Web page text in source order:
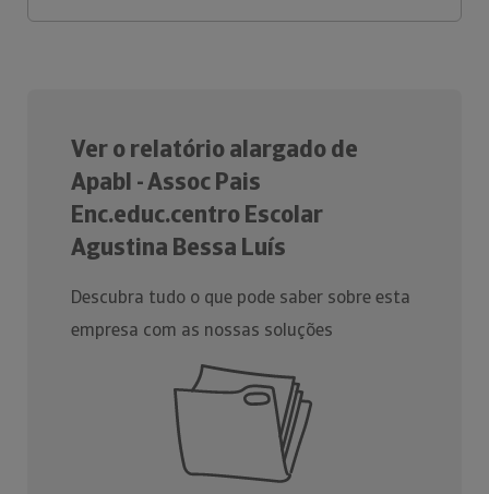
Ver o relatório alargado de
Apabl - Assoc Pais
Enc.educ.centro Escolar
Agustina Bessa Luís
Descubra tudo o que pode saber sobre esta
empresa com as nossas soluções